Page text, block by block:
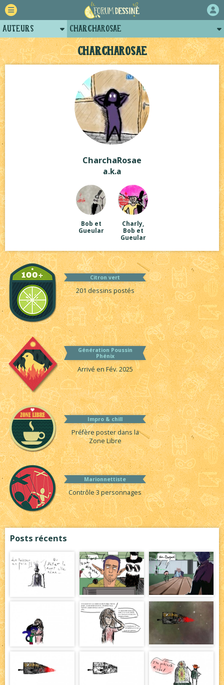
CharchaRosae
CharchaRosae
a.k.a
Bob et
Gueular
Charly,
Bob et
Gueular
Citron vert
201 dessins postés
Génération Poussin
Phénix
Arrivé en Fév. 2025
Impro & chill
Préfère poster dans la
Zone Libre
Marionnettiste
Contrôle 3 personnages
Posts récents
Auteurs
Retour
Forum
Projets
Tutoriels
CharchaRosae
Posts de charcharosae